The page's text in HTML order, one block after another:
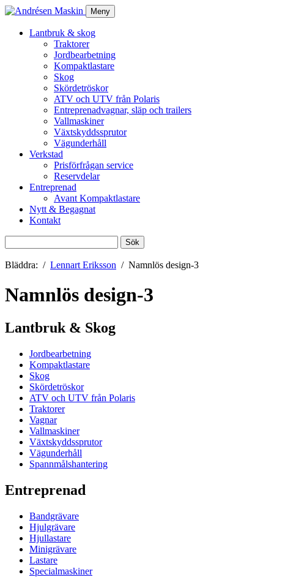
Meny
Lantbruk & skog
Traktorer
Jordbearbetning
Kompaktlastare
Skog
Skördetröskor
ATV och UTV från Polaris
Entreprenadvagnar, släp och trailers
Vallmaskiner
Växtskyddssprutor
Vägunderhåll
Verkstad
Prisförfrågan service
Reservdelar
Entreprenad
Avant Kompaktlastare
Nytt & Begagnat
Kontakt
efter:
Bläddra:
Lennart Eriksson Namnlös design-3
Namnlös design-3
Lantbruk & Skog
Jordbearbetning
Kompaktlastare
Skog
Skördetröskor
ATV och UTV från Polaris
Traktorer
Vagnar
Vallmaskiner
Växtskyddssprutor
Vägunderhåll
Spannmålshantering
Entreprenad
Bandgrävare
Hjulgrävare
Hjullastare
Minigrävare
Lastare
Specialmaskiner